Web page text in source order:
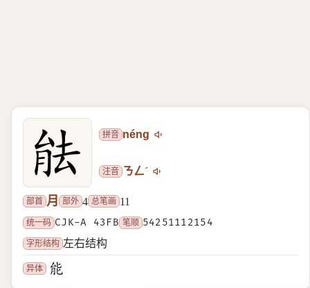
拼音 néng
注音 ㄋㄥˊ
部首 月 部外 4 总笔画 11
统一码 CJK-A 43FB 笔顺 54251112154
字形结构 左右结构
异体